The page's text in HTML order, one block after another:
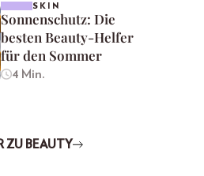
SKIN
Sonnenschutz: Die
besten Beauty-Helfer
für den Sommer
4 Min.
ZU BEAUTY